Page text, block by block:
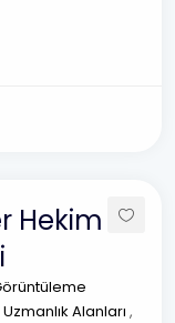
Hekim
Alanları ,